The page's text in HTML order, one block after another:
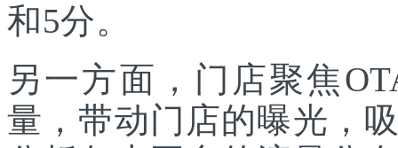
和5分。
另一方面，门店聚焦
量，带动门店的曝光，